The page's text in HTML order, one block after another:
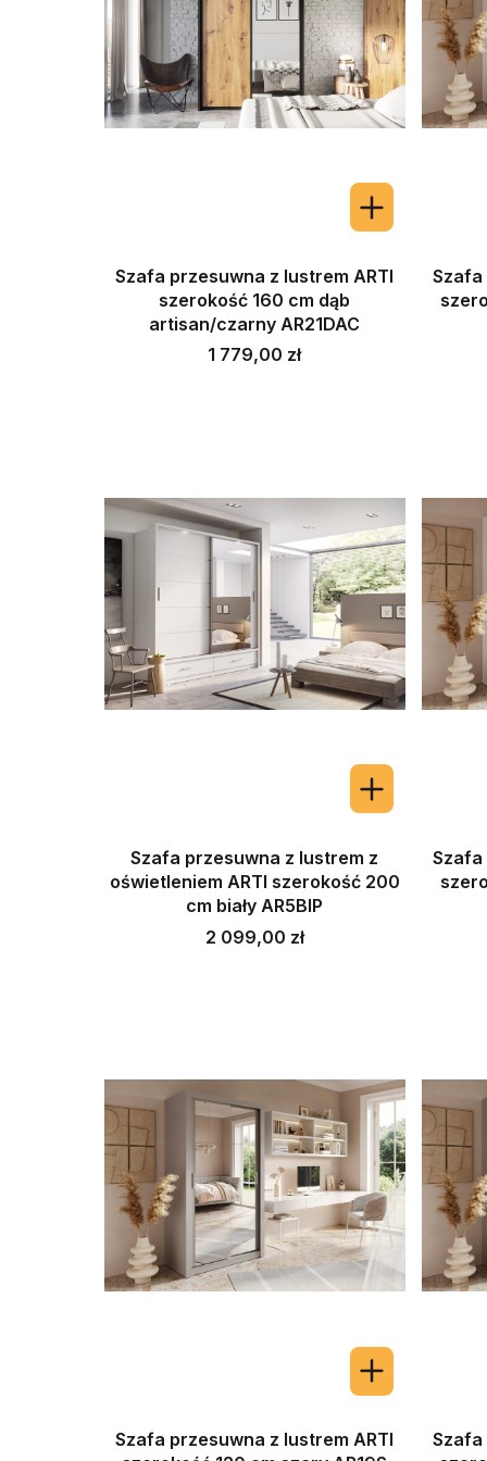
Szafa przesuwna z lustrem ARTI
szerokość 160 cm dąb
artisan/czarny AR21DAC
Cena
1 779,00 zł
Szafa
Szafa przesuwna z lustrem z
oświetleniem ARTI szerokość 200
cm biały AR5BIP
Cena
2 099,00 zł
Szafa
Szafa przesuwna z lustrem ARTI
Szafa